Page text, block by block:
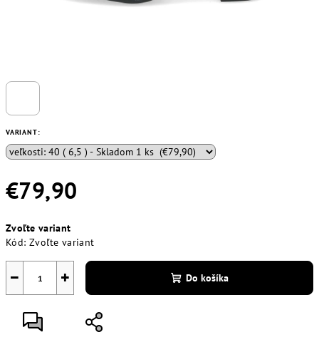
VARIANT:
€79,90
cena:
Zvoľte variant
Kód: Zvoľte variant
+
− Do košíka